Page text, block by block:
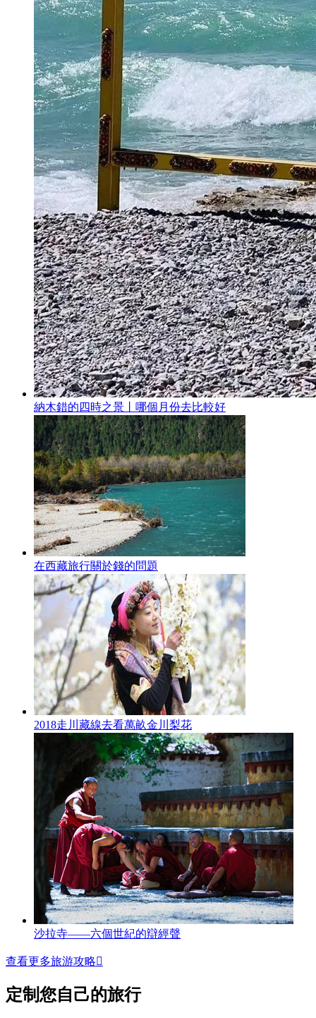
納木錯的四時之景丨哪個月份去比較好
在西藏旅行關於錢的問題
2018走川藏線去看萬畝金川梨花
沙拉寺——六個世紀的辯經聲
查看更多旅游攻略
定制您自己的旅行